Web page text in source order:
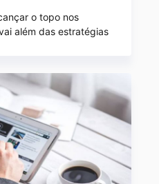
o topo nos
além das estratégias